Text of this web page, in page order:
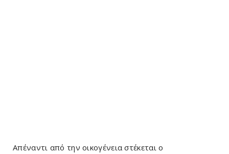
Απέναντι από την οικογένεια στέκεται ο